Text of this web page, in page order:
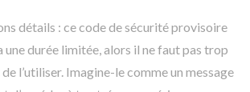
détails : ce code de sécurité provisoire
une durée limitée, alors il ne faut pas trop
l’utiliser. Imagine-le comme un message